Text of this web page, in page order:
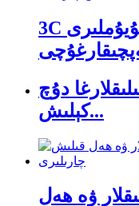
3C ئېلېكترونلۇق ئىستېمال بۇيۇملىرى
دۇچ
كېلىش...
ۋە ھەل